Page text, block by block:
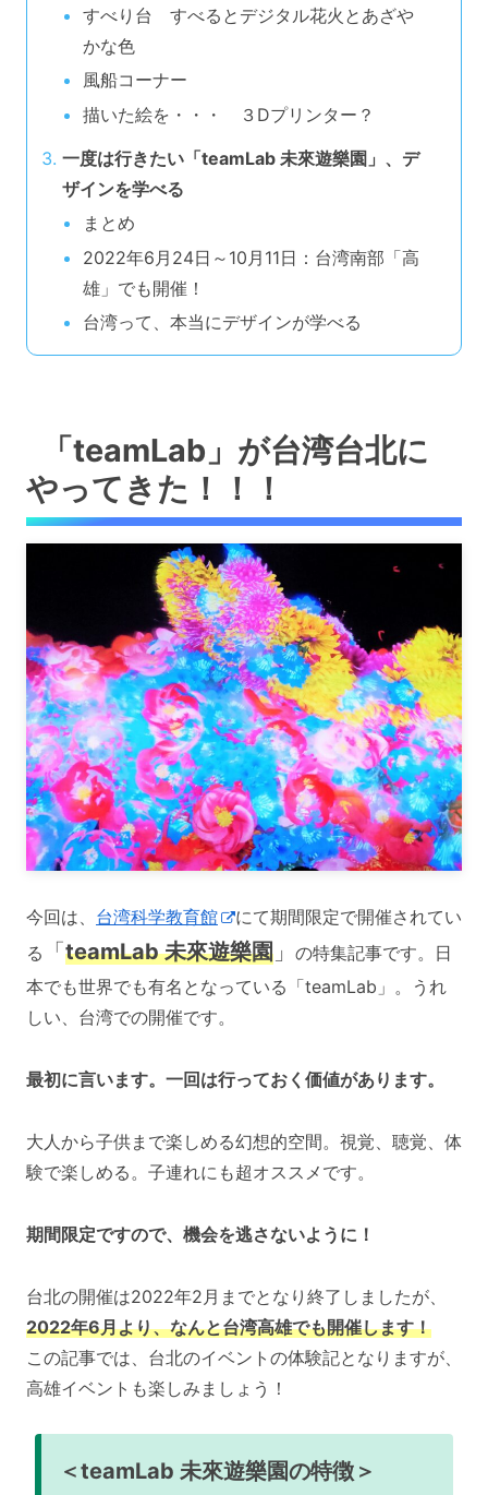
すべり台 すべるとデジタル花火とあざや
かな色
風船コーナー
描いた絵を・・・ ３Dプリンター？
一度は行きたい「teamLab 未來遊樂園」、デ
ザインを学べる
まとめ
2022年6月24日～10月11日：台湾南部「高
雄」でも開催！
台湾って、本当にデザインが学べる
「teamLab」が台湾台北に
やってきた！！！
今回は、 台湾科学教育館
にて期間限定で開催されてい
る
「teamLab 未來遊樂園 」 の特集記事です。日
本でも世界でも有名となっている「teamLab」。うれ
しい、台湾での開催です。
最初に言います。一回は行っておく価値があります。
大人から子供まで楽しめる幻想的空間。視覚、聴覚、体
験で楽しめる。子連れにも超オススメです。
期間限定ですので、機会を逃さないように！
台北の開催は2022年2月までとなり終了しましたが、
2022年6月より、なんと台湾高雄でも開催します！
この記事では、台北のイベントの体験記となりますが、
高雄イベントも楽しみましょう！
＜teamLab 未來遊樂園の特徴＞